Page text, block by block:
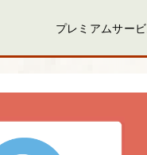
プレミアムサー